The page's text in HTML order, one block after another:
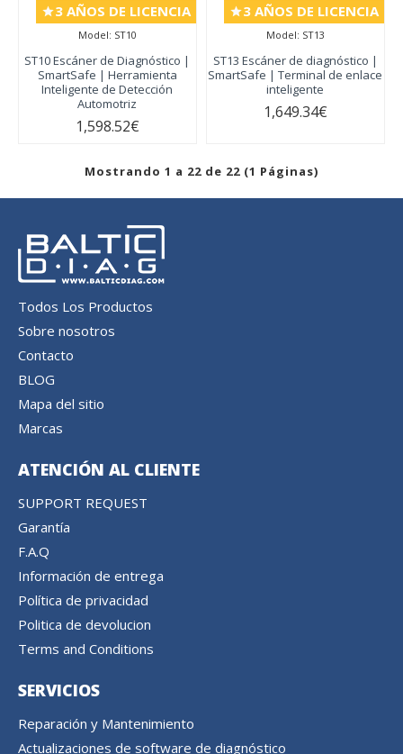
3 AÑOS DE LICENCIA
Model: ST10
ST10 Escáner de Diagnóstico |
SmartSafe | Herramienta
Inteligente de Detección
Automotriz
1,598.52€
3 AÑOS DE LICENCIA
Model: ST13
ST13 Escáner de diagnóstico |
SmartSafe | Terminal de enlace
inteligente
1,649.34€
Mostrando 1 a 22 de 22 (1 Páginas)
Todos Los Productos
Sobre nosotros
Contacto
BLOG
Mapa del sitio
Marcas
ATENCIÓN AL CLIENTE
SUPPORT REQUEST
Garantía
F.A.Q
Información de entrega
Política de privacidad
Politica de devolucion
Terms and Conditions
SERVICIOS
Reparación y Mantenimiento
Actualizaciones de software de diagnóstico